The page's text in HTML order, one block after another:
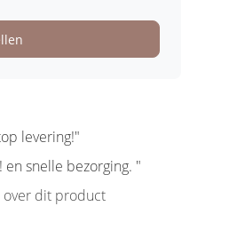
levering!"
snelle bezorging. "
over dit product